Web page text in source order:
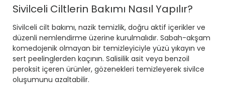
Sivilceli Ciltlerin Bakımı Nasıl Yapılır?
Sivilceli cilt bakımı, nazik temizlik, doğru aktif içerikler ve
düzenli nemlendirme üzerine kurulmalıdır. Sabah-akşam
komedojenik olmayan bir temizleyiciyle yüzü yıkayın ve
sert peelinglerden kaçının. Salisilik asit veya benzoil
peroksit içeren ürünler, gözenekleri temizleyerek sivilce
oluşumunu azaltabilir.